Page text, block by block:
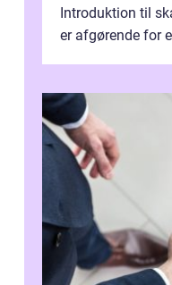
Introduktion til
er afgørende for